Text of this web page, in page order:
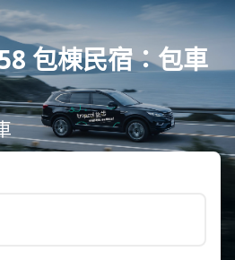
包棟民宿：包車